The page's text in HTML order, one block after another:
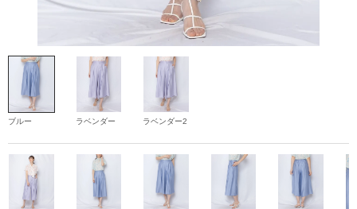
ブルー ラベンダー ラベンダー2